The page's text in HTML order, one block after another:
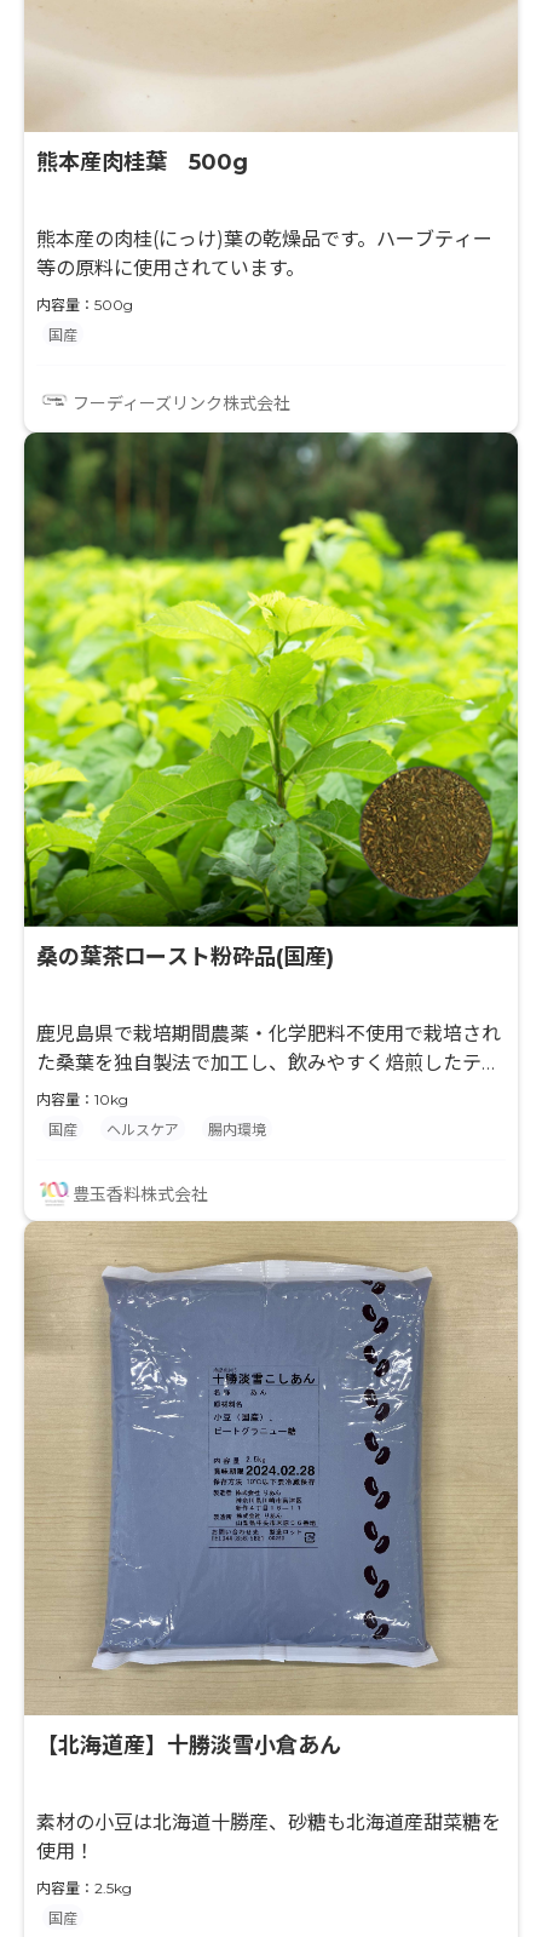
熊本産肉桂葉 500g
熊本産の肉桂(にっけ)葉の乾燥品です。ハーブティー
等の原料に使用されています。
内容量：500g
国産
フーディーズリンク株式会社
桑の葉茶ロースト粉砕品(国産)
鹿児島県で栽培期間農薬・化学肥料不使用で栽培され
た桑葉を独自製法で加工し、飲みやすく焙煎したティ
ーバッグ用原料です。焙煎により、ほうじ茶のような
香ばしい風味が特徴で、飲みやすさが向上していま
マイシン）は水溶性であり、お茶として摂取すること
が可能です。血糖対策や美容・健康志向の製品企画に
適し、自然志向かつ機能性を兼ね備えた健康茶素材と
してご提案可能です。
内容量：10kg
国産
ヘルスケア 腸内環境
豊玉香料株式会社
【北海道産】十勝淡雪小倉あん
素材の小豆は北海道十勝産、砂糖も北海道産甜菜糖を
使用！
内容量：2.5kg
国産